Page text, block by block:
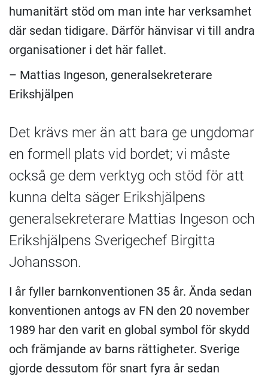
humanitärt stöd om man inte har verksamhet
där sedan tidigare. Därför hänvisar vi till andra
organisationer i det här fallet.
– Mattias Ingeson, generalsekreterare
Erikshjälpen
Det krävs mer än att bara ge ungdomar
en formell plats vid bordet; vi måste
också ge dem verktyg och stöd för att
kunna delta säger Erikshjälpens
generalsekreterare Mattias Ingeson och
Erikshjälpens Sverigechef Birgitta
Johansson.
I år fyller barnkonventionen 35 år. Ända sedan
konventionen antogs av FN den 20 november
1989 har den varit en global symbol för skydd
och främjande av barns rättigheter. Sverige
gjorde dessutom för snart fyra år sedan